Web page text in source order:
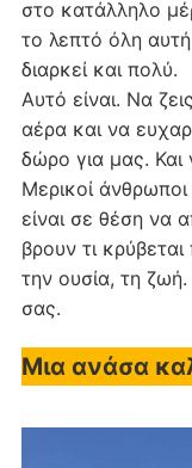
στο κατάλληλο
το λεπτό όλη
διαρκεί και πολύ.
Αυτό είναι. Να
αέρα και να
δώρο για μας. Και
Μερικοί
είναι σε θέση να
βρουν τι
την ουσία, τη
σας.
Μια ανάσα